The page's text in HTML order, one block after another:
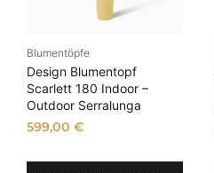
Blumentöpfe
Design Blumentopf
Scarlett 180 Indoor –
Outdoor Serralunga
599,00€